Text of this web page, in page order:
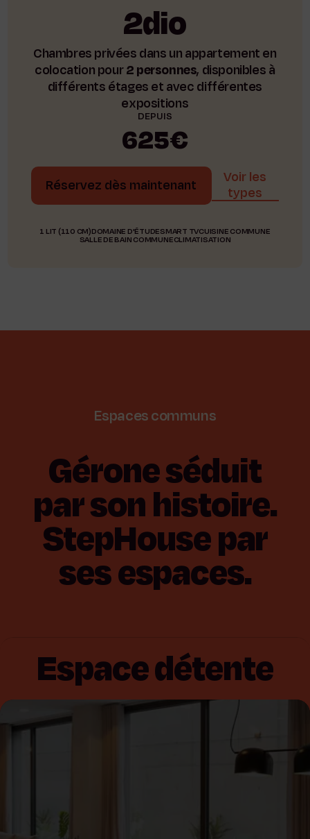
2dio
Chambres privées dans un appartement en
colocation pour2 personnes, disponibles à
différents étages et avec différentes
expositions
DEPUIS
625€
Réservez dès maintenant
Voir les
types
1 LIT (110 CM)DOMAINE D'ÉTUDESMART TVCUISINE COMMUNE
SALLE DE BAIN COMMUNECLIMATISATION
Espacescommuns
Géroneséduit
parsonhistoire.
StepHousepar
sesespaces.
Espace détente